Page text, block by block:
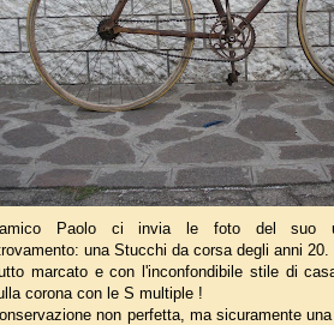
Paolo ci invia le foto del suo
una Stucchi da corsa degli anni 20.
marcato e con l'inconfondibile stile di
corona con le S multiple !
non perfetta, ma sicuramente